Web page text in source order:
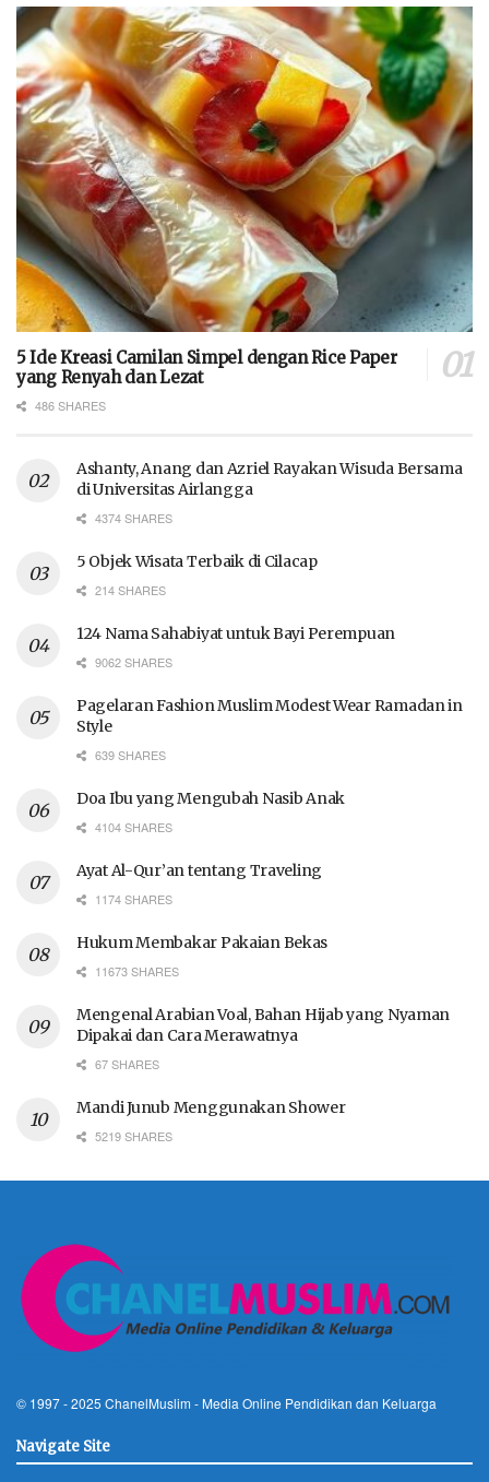
5 Ide Kreasi Camilan Simpel dengan Rice Paper
yang Renyah dan Lezat
486 SHARES
Ashanty, Anang dan Azriel Rayakan Wisuda Bersama
di Universitas Airlangga
4374 SHARES
5 Objek Wisata Terbaik di Cilacap
214 SHARES
124 Nama Sahabiyat untuk Bayi Perempuan
9062 SHARES
Pagelaran Fashion Muslim Modest Wear Ramadan in
Style
639 SHARES
Doa Ibu yang Mengubah Nasib Anak
4104 SHARES
Ayat Al-Qur’an tentang Traveling
1174 SHARES
Hukum Membakar Pakaian Bekas
11673 SHARES
Mengenal Arabian Voal, Bahan Hijab yang Nyaman
Dipakai dan Cara Merawatnya
67 SHARES
Mandi Junub Menggunakan Shower
5219 SHARES
© 1997 - 2025 ChanelMuslim - Media Online Pendidikan dan Keluarga
Navigate Site